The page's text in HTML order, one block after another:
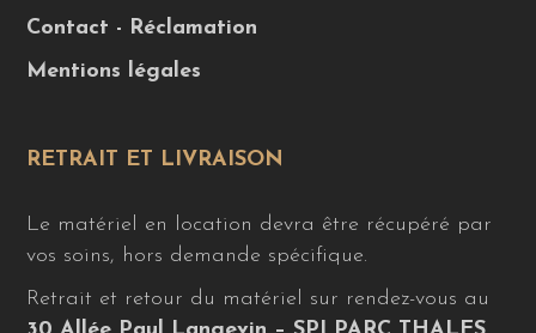
Contact - Réclamation
Mentions légales
RETRAIT ET LIVRAISON
Le matériel en location devra être récupéré par
vos soins, hors demande spécifique.
Retrait et retour du matériel sur rendez-vous au